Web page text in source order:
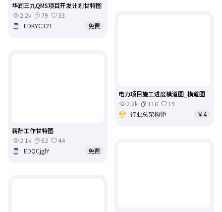
华润三九QMS项目开发计划甘特图
2.2k
79
33
EDKYC32T
免费
电力项目施工进度横道图_横道图
2.2k
118
19
行业总架构师
￥4
薪酬工作甘特图
2.1k
62
44
EDQCjglY
免费